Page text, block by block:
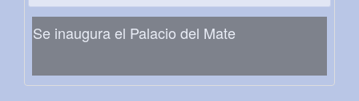
Se inaugura el Palacio del Mate